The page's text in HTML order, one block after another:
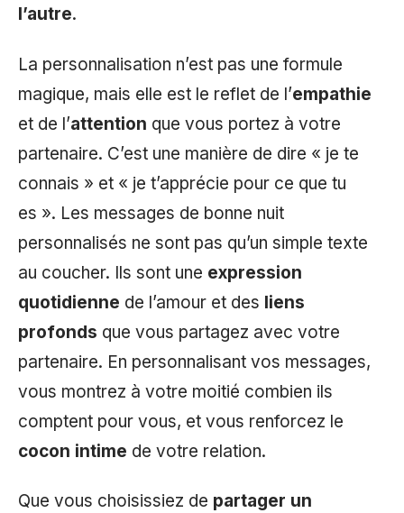
l’autre.
La personnalisation n’est pas une formule
magique, mais elle est le reflet de l’empathie
et de l’attention que vous portez à votre
partenaire. C’est une manière de dire « je te
connais » et « je t’apprécie pour ce que tu
es ». Les messages de bonne nuit
personnalisés ne sont pas qu’un simple texte
au coucher. Ils sont une expression
quotidienne de l’amour et des liens
profonds que vous partagez avec votre
partenaire. En personnalisant vos messages,
vous montrez à votre moitié combien ils
comptent pour vous, et vous renforcez le
cocon intime de votre relation.
Que vous choisissiez de partager un